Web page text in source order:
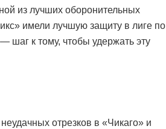
из лучших оборонительных
имели лучшую защиту в лиге по
шаг к тому, чтобы удержать эту
отрезков в «Чикаго» и